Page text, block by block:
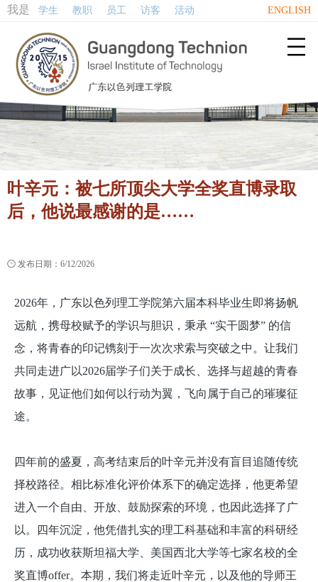
我是 学生 教职 员工 访客 活动 ENGLISH

叶辛元：被七所顶尖大学全奖直博录取
后，他说最感谢的是……
 发布日期：6/12/2026
2026年，广东以色列理工学院第六届本科毕业生即将扬帆
远航，携母校赋予的学识与胆识，秉承 “实干圆梦” 的信
念，将青春的印记镌刻于一次次求索与突破之中。让我们
共同走进广以2026届学子们关于成长、选择与超越的青春
故事，见证他们如何以行动为翼，飞向属于自己的璀璨征
途。
四年前的盛夏，高考结束后的叶辛元并没有盲目追随传统
择校路径。相比标准化评价体系下的确定选择，他更希望
进入一个自由、开放、鼓励探索的环境，也因此选择了广
以。四年沉淀，他凭借扎实的理工科基础和丰富的科研经
历，成功收获斯坦福大学、美国西北大学等七家名校的全
奖直博offer。本期，我们将走近叶辛元，以及他的导师王